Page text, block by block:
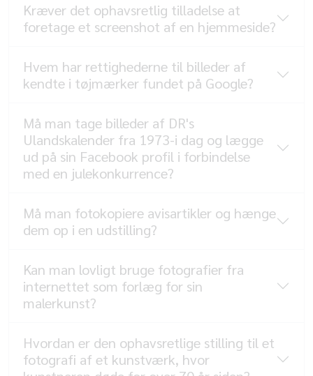
Kræver det ophavsretlig tilladelse at
foretage et screenshot af en hjemmeside?
Hvem har rettighederne til billeder af
kendte i tøjmærker fundet på Google?
Må man tage billeder af DR's
Ulandskalender fra 1973-i dag og lægge
ud på sin Facebook profil i forbindelse
med en julekonkurrence?
Må man fotokopiere avisartikler og hænge
dem op i en udstilling?
Kan man lovligt bruge fotografier fra
internettet som forlæg for sin
malerkunst?
Hvordan er den ophavsretlige stilling til et
fotografi af et kunstværk, hvor